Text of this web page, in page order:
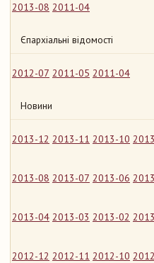
2013-08 2011-04
Єпархіальні відомості
2012-07 2011-05 2011-04
Новини
2013-12 2013-11 2013-10
2013-08 2013-07 2013-06
2013-04 2013-03 2013-02
2012-12 2012-11 2012-10